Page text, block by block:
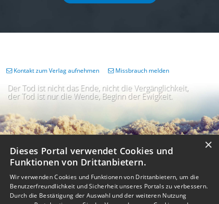
Der Tod ist nicht das Ende, nicht die Vergänglichkeit,
der Tod ist nur die Wende, Beginn der Ewigkeit.
Kontakt zum Verlag aufnehmen Missbrauch melden
×
Dieses Portal verwendet Cookies und
Funktionen von Drittanbietern.
Wir verwenden Cookies und Funktionen von Drittanbietern, um die
Benutzerfreundlichkeit und Sicherheit unseres Portals zu verbessern.
Durch die Bestätigung der Auswahl und der weiteren Nutzung